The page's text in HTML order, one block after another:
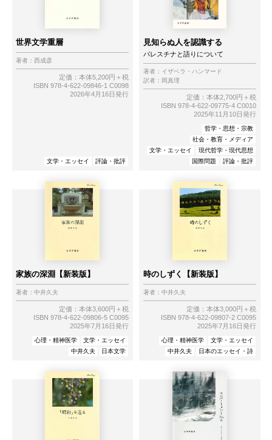
世界文学重層
著者： 西成彦
定価：本体5,200円＋税
ISBN 978-4-622-09846-1 C0098
2026年4月16日発行
文学・エッセイ 評論・批評
見知らぬ人を認識する
パレスチナと語りについて
著者： イザベラ・ハンマード
訳者： 岡真理
定価：本体2,700円＋税
ISBN 978-4-622-09775-4 C0010
2025年11月10日発行
哲学・思想・宗教
社会・教育・メディア
文学・エッセイ
現代哲学・現代思想
国際問題
評論・批評
家族の深淵【新装版】
著者： 中井久夫
定価：本体3,600円＋税
ISBN 978-4-622-09806-5 C0095
2025年7月16日発行
心理・精神医学
文学・エッセイ
中井久夫
日本文学
時のしずく【新装版】
著者： 中井久夫
定価：本体3,000円＋税
ISBN 978-4-622-09807-2 C0095
2025年7月16日発行
心理・精神医学
文学・エッセイ
中井久夫
日本のエッセイ・詩